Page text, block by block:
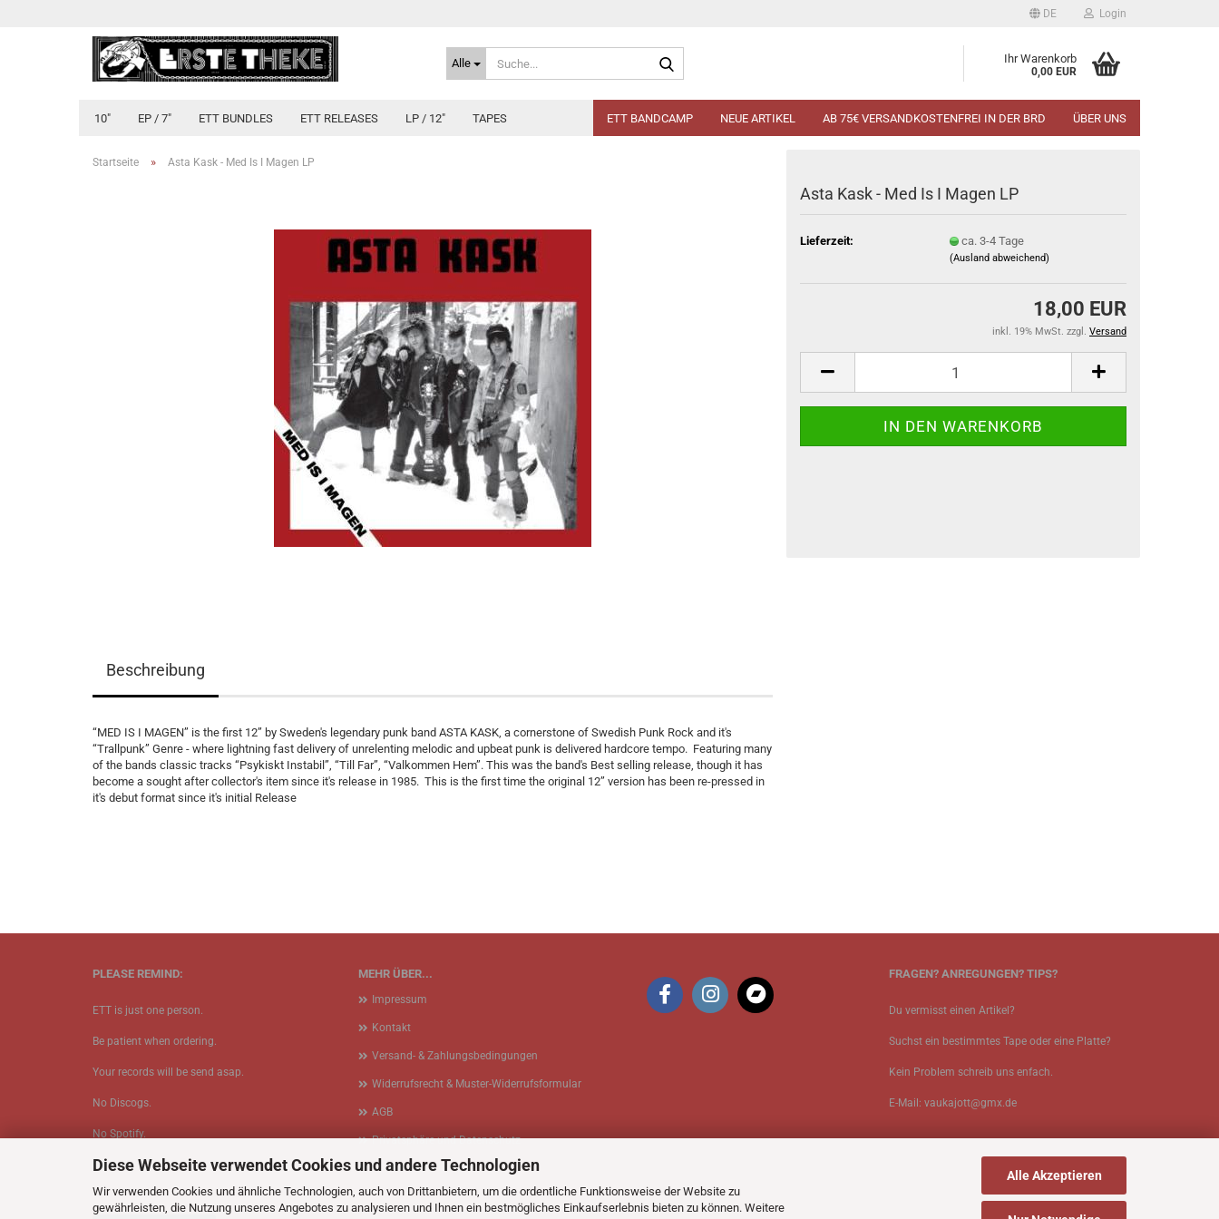
Diese Webseite verwendet Cookies und andere Technologien
Wir verwenden Cookies und ähnliche Technologien, auch von Drittanbietern, um die ordentliche Funktionsweise der Website zu
gewährleisten, die Nutzung unseres Angebotes zu analysieren und Ihnen ein bestmögliches Einkaufserlebnis bieten zu können. Weitere
Alle Akzeptieren
DE Login
Alle Ihr Warenkorb
0,00 EUR
10" EP / 7" ETT BUNDLES ETT RELEASES LP / 12" TAPES ETT BANDCAMP NEUE ARTIKEL AB 75€ VERSANDKOSTENFREI IN DER BRD ÜBER UNS
Startseite » Asta Kask - Med Is I Magen LP
Asta Kask - Med Is I Magen LP
Lieferzeit: ca. 3-4 Tage
(Ausland abweichend)
18,00 EUR
inkl. 19% MwSt. zzgl. Versand
Beschreibung
“MED IS I MAGEN” is the first 12” by Sweden's legendary punk band ASTA KASK, a cornerstone of Swedish Punk Rock and it's
“Trallpunk” Genre - where lightning fast delivery of unrelenting melodic and upbeat punk is delivered hardcore tempo. Featuring many
of the bands classic tracks “Psykiskt Instabil”, “Till Far”, “Valkommen Hem”. This was the band's Best selling release, though it has
become a sought after collector's item since it's release in 1985. This is the first time the original 12” version has been re-pressed in
it's debut format since it's initial Release
MEHR ÜBER...
Impressum
Kontakt
Versand- & Zahlungsbedingungen
Widerrufsrecht & Muster-Widerrufsformular
AGB
Privatsphäre und Datenschutz
Cookie Einstellungen
FRAGEN? ANREGUNGEN? TIPS?
Du vermisst einen Artikel?
Suchst ein bestimmtes Tape oder eine Platte?
Kein Problem schreib uns enfach.
E-Mail: vaukajott@gmx.de
PLEASE REMIND:
ETT is just one person.
Be patient when ordering.
Your records will be send asap.
No Discogs.
No Spotify.
No Bullshit.